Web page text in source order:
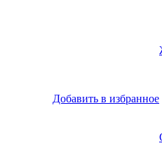
Добавить в избранное